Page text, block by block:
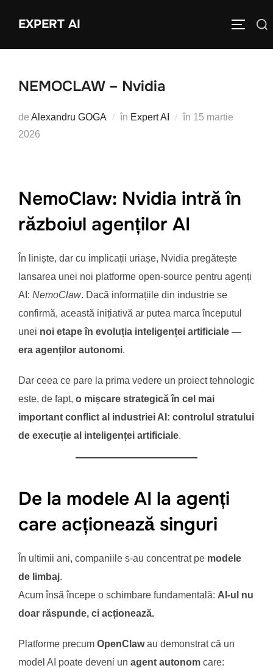
EXPERT AI
Caută
NEMOCLAW – Nvidia
de Alexandru GOGA în Expert AI în Publicat
15 martie
2026
NemoClaw: Nvidia intră în
războiul agenților AI
În liniște, dar cu implicații uriașe, Nvidia pregătește
lansarea unei noi platforme open-source pentru agenți
AI: NemoClaw. Dacă informațiile din industrie se
confirmă, această inițiativă ar putea marca începutul
unei noi etape în evoluția inteligenței artificiale —
era agenților autonomi.
Dar ceea ce pare la prima vedere un proiect tehnologic
este, de fapt, o mișcare strategică în cel mai
important conflict al industriei AI: controlul stratului
de execuție al inteligenței artificiale.
De la modele AI la agenți
care acționează singuri
În ultimii ani, companiile s-au concentrat pe modele
de limbaj.
Acum însă începe o schimbare fundamentală: AI-ul nu
doar răspunde, ci acționează.
Platforme precum OpenClawau demonstrat că un
model AI poate deveni un agent autonom care: